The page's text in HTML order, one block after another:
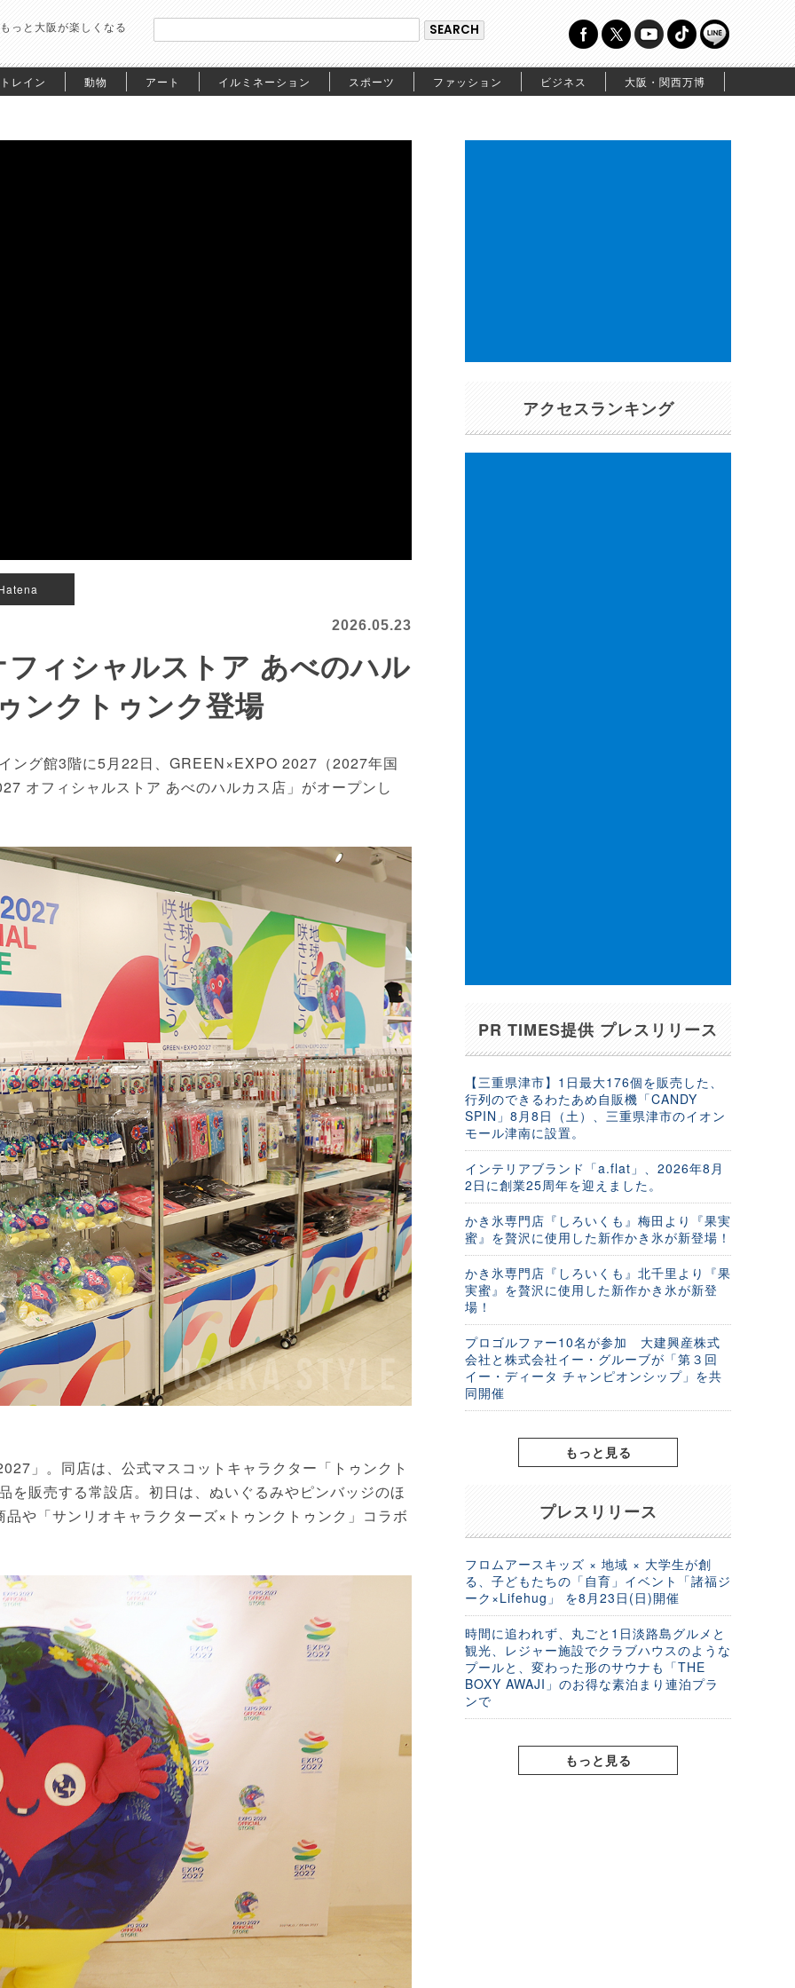
っと大阪が楽しくなる
トレイン 動物 アート イルミネーション スポーツ ファッション ビジネス 大阪・関西万博
2026.05.23
ィシャルストア あべのハル
ンクトゥンク登場
グ館3階に5月22日、GREEN×EXPO 2027（2027年国
オフィシャルストア あべのハルカス店」がオープンし
」。同店は、公式マスコットキャラクター「トゥンクト
を販売する常設店。初日は、ぬいぐるみやピンバッジのほ
や「サンリオキャラクターズ×トゥンクトゥンク」コラボ
アクセスランキング
PR TIMES提供 プレスリリース
【三重県津市】1日最大176個を販売した、
行列のできるわたあめ自販機「CANDY
SPIN」8月8日（土）、三重県津市のイオン
モール津南に設置。
インテリアブランド「a.flat」、2026年8月
2日に創業25周年を迎えました。
かき氷専門店『しろいくも』梅田より『果実
蜜』を贅沢に使用した新作かき氷が新登場！
かき氷専門店『しろいくも』北千里より『果
実蜜』を贅沢に使用した新作かき氷が新登
場！
プロゴルファー10名が参加 大建興産株式
会社と株式会社イー・グルーブが「第３回
イー・ディータ チャンピオンシップ」を共
同開催
もっと見る
プレスリリース
フロムアースキッズ × 地域 × 大学生が創
る、子どもたちの「自育」イベント「諸福ジ
ーク×Lifehug」 を8月23日(日)開催
時間に追われず、丸ごと1日淡路島グルメと
観光、レジャー施設でクラブハウスのような
プールと、変わった形のサウナも「THE
BOXY AWAJI」のお得な素泊まり連泊プラ
ンで
もっと見る